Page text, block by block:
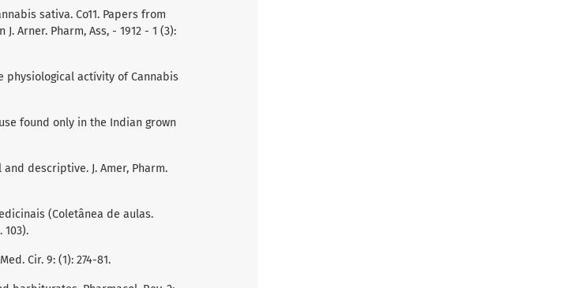
sativa. Co11. Papers from
J. Arner. Pharm, Ass, - 1912 - 1 (3):
physiological actívity of Cannabis
found only in the Indian grown
and descriptive. J. Amer, Pharm.
(Coletânea de aulas.
103).
Cir. 9: (1): 274-81.